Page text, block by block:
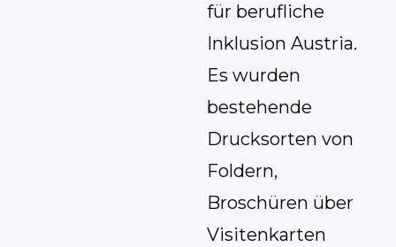
für berufliche
Inklusion Austria.
Es wurden
bestehende
Drucksorten von
Foldern,
Broschüren über
Visitenkarten